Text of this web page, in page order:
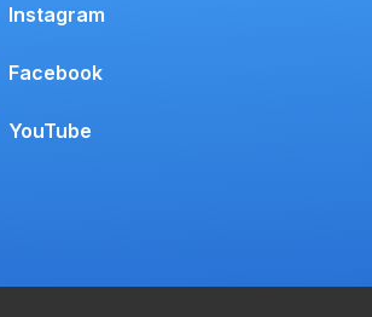
Instagram
Facebook
YouTube